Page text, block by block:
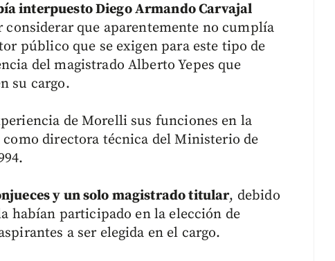
interpuesto Diego Armando Carvajal
que aparentemente no cumplía
público que se exigen para este tipo de
del magistrado Alberto Yepes que
su cargo.
de Morelli sus funciones en la
directora técnica del Ministerio de
y un solo magistrado titular, debido
habían participado en la elección de
a ser elegida en el cargo.